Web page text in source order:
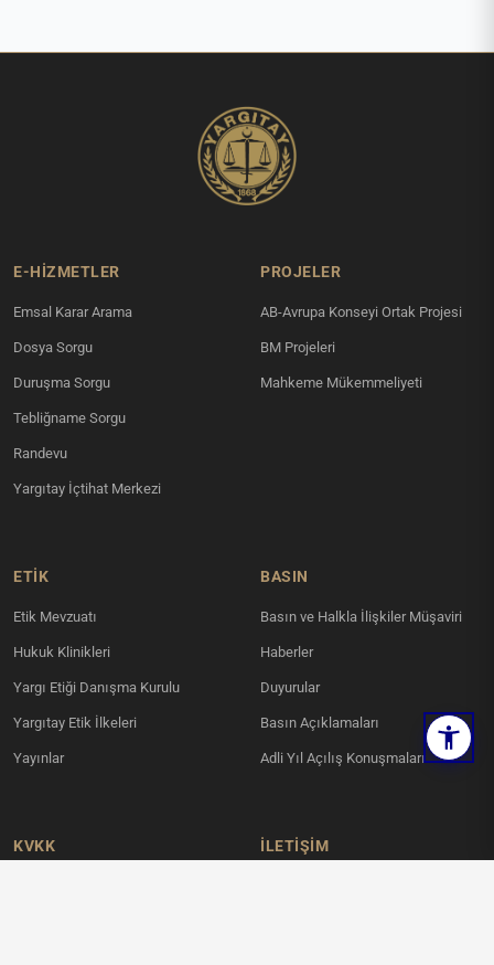
E-HİZMETLER
Emsal Karar Arama
Dosya Sorgu
Duruşma Sorgu
Tebliğname Sorgu
Randevu
Yargıtay İçtihat Merkezi
PROJELER
AB-Avrupa Konseyi Ortak Projesi
BM Projeleri
Mahkeme Mükemmeliyeti
ETİK
Etik Mevzuatı
Hukuk Klinikleri
Yargı Etiği Danışma Kurulu
Yargıtay Etik İlkeleri
Yayınlar
BASIN
Basın ve Halkla İlişkiler Müşaviri
Haberler
Duyurular
Basın Açıklamaları
Adli Yıl Açılış Konuşmaları
KVKK İLETIŞIM